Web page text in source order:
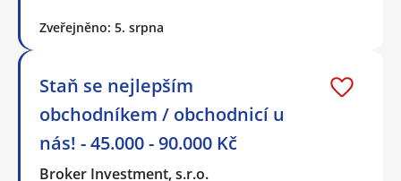
Zveřejněno: 5. srpna
Staň se nejlepším
obchodníkem / obchodnicí u
nás! - 45.000 - 90.000 Kč
Broker Investment, s.r.o.